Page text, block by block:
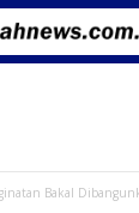
Bakal